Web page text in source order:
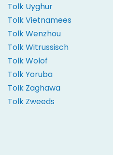
Tolk Uyghur
Tolk Vietnamees
Tolk Wenzhou
Tolk Witrussisch
Tolk Wolof
Tolk Yoruba
Tolk Zaghawa
Tolk Zweeds